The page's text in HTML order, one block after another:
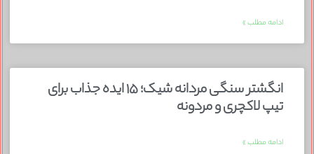
ادامه مطلب »
انگشتر سنگی مردانه شیک؛ ۱۵ ایده جذاب برای
تیپ لاکچری و مردونه
ادامه مطلب »